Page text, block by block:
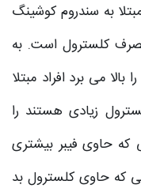
به سندروم کوشینگ
کلسترول است. به
می برد افراد مبتلا
زیادی هستند را
حاوی فیبر بیشتری
که حاوی کلسترول بد